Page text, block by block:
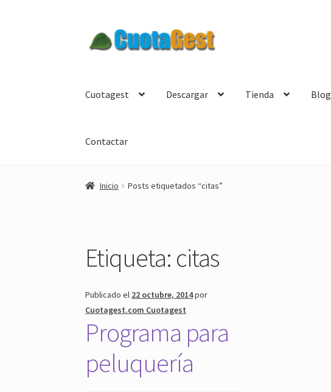
aal
Cuotagest Descargar Tienda Blog
Contactar
Inicio Posts etiquetados “citas”
Etiqueta: citas
Publicado el 22 octubre, 2014por
Cuotagest.com Cuotagest
Programa para
peluquería